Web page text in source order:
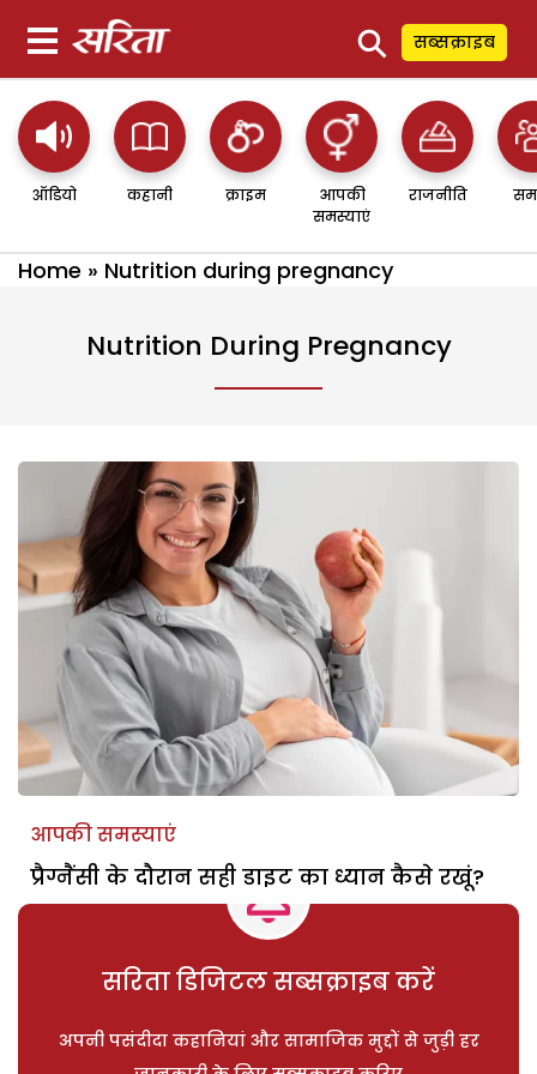
⚲ सब्सक्राइब
ऑडियो कहानी क्राइम
आपकी
समस्याएं
राजनीति
Home » Nutrition during pregnancy
Nutrition During Pregnancy
आपकी समस्याएं
प्रैग्नैंसी के दौरान सही डाइट का ध्यान कैसे रखूं?
सरिता डिजिटल सब्सक्राइब करें
अपनी पसंदीदा कहानियां और सामाजिक मुद्दों से जुड़ी हर